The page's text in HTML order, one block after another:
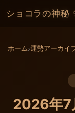
ショコラの神秘
ホーム›運勢アーカイ
2026年7